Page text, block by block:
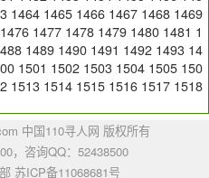
1464 1465 1466 1467 1468 1469
1476 1477 1478 1479 1480 1481 1
1489 1490 1491 1492 1493 14
1501 1502 1503 1504 1505 150
1513 1514 1515 1516 1517 1518
中国110寻人网 版权所有
，咨询QQ： 52438500
苏ICP备11068681号